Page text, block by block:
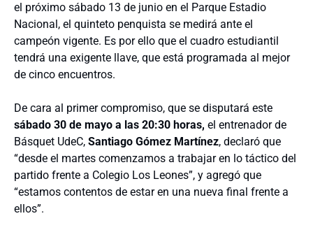
el próximo sábado 13 de junio en el Parque Estadio
Nacional, el quinteto penquista se medirá ante el
campeón vigente. Es por ello que el cuadro estudiantil
tendrá una exigente llave, que está programada al mejor
de cinco encuentros.
De cara al primer compromiso, que se disputará este
sábado 30 de mayo a las 20:30 horas, el entrenador de
Básquet UdeC, Santiago Gómez Martínez, declaró que
“desde el martes comenzamos a trabajar en lo táctico del
partido frente a Colegio Los Leones”, y agregó que
“estamos contentos de estar en una nueva final frente a
ellos”.